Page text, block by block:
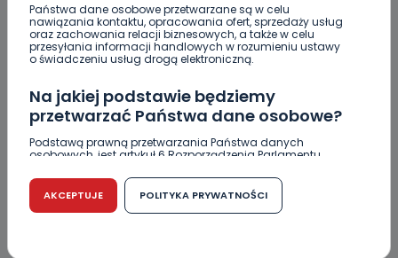
Państwa dane osobowe przetwarzane są w celu
nawiązania kontaktu, opracowania ofert, sprzedaży usług
oraz zachowania relacji biznesowych, a także w celu
przesyłania informacji handlowych w rozumieniu ustawy
o świadczeniu usług drogą elektroniczną.
Na jakiej podstawie będziemy
przetwarzać Państwa dane osobowe?
Podstawą prawną przetwarzania Państwa danych
osobowych, jest artykuł 6 Rozporządzenia Parlamentu
r. w sprawie ochrony osób fizycznych w związku z
przetwarzaniem danych osobowych w sprawie
swobodnego przepływu takich danych oraz uchylenia
dyrektywy 95/46/WE (RODO).
AKCEPTUJE POLITYKA PRYWATNOŚCI
06.08.2026 17:05
Zderzenie kilku aut na DK25. Duże korki
informacje
Miał blisko 3 promile, odmówił składania